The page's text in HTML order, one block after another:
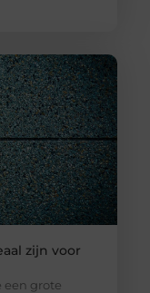
zijn voor
een grote